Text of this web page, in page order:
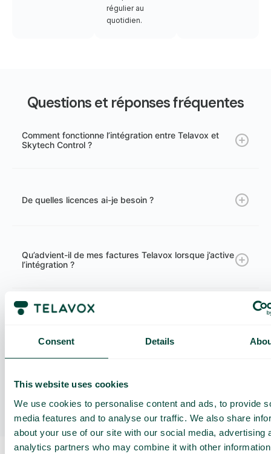
Consent Details
This website uses cookies
We use cookies to personalise content and ads, to provide
media features and to analyse our traffic. We also share
about your use of our site with our social media, advertising
analytics partners who may combine it with other
régulier au
quotidien.
Questions et réponses fréquentes
Comment fonctionne l’intégration entre Telavox et
Skytech Control ?
De quelles licences ai-je besoin ?
Qu’advient-il de mes factures Telavox lorsque j’active
l’intégration ?
Comment fonctionne la répartition des coûts entre
Quels pays sont pris en charge par Skytech Control
?